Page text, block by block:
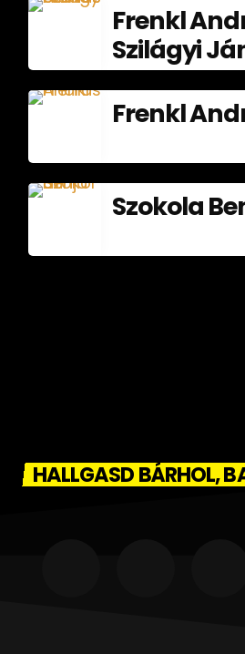
Frenkl
Szilágyi
Frenkl
Szokola
HALLGASD BÁRHOL,